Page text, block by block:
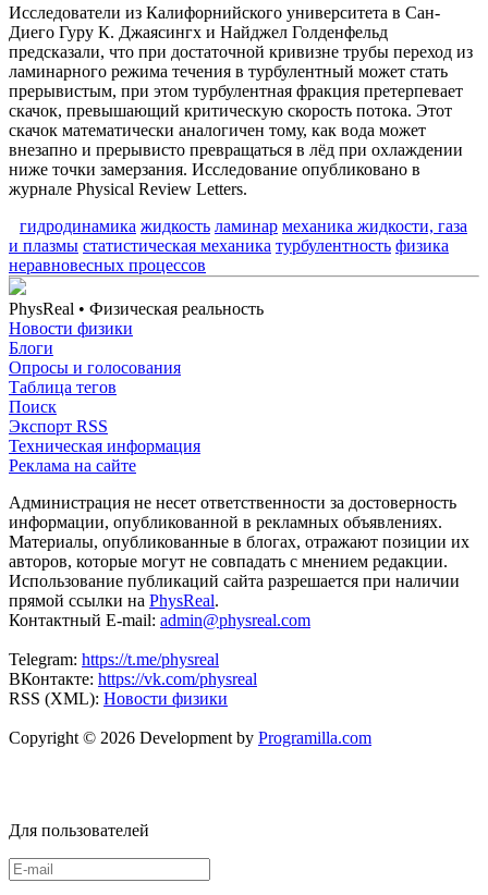
Исследователи из Калифорнийского университета в Сан-
Диего Гуру К. Джаясингх и Найджел Голденфельд
предсказали, что при достаточной кривизне трубы переход из
ламинарного режима течения в турбулентный может стать
прерывистым, при этом турбулентная фракция претерпевает
скачок, превышающий критическую скорость потока. Этот
скачок математически аналогичен тому, как вода может
внезапно и прерывисто превращаться в лёд при охлаждении
ниже точки замерзания. Исследование опубликовано в
журнале Physical Review Letters.
гидродинамика жидкость ламинар механика жидкости, газа
и плазмы статистическая механика турбулентность физика
неравновесных процессов
PhysReal • Физическая реальность
Новости физики
Блоги
Опросы и голосования
Таблица тегов
Поиск
Экспорт RSS
Техническая информация
Реклама на сайте
Администрация не несет ответственности за достоверность
информации, опубликованной в рекламных объявлениях.
Материалы, опубликованные в блогах, отражают позиции их
авторов, которые могут не совпадать с мнением редакции.
Использование публикаций сайта разрешается при наличии
прямой ссылки на PhysReal.
Контактный E-mail: admin@physreal.com
Telegram: https://t.me/physreal
ВКонтакте: https://vk.com/physreal
RSS (XML): Новости физики
Copyright © 2026 Development by Programilla.com
Для пользователей